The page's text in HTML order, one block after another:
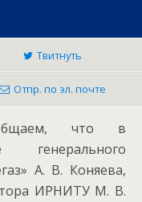
Твитнуть
Отпр. по эл. почте
что в
генерального
А. В. Коняева,
ИРНИТУ М. В.